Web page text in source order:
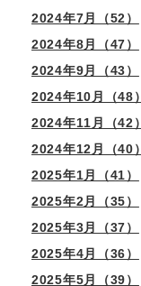
2024年7月（52）
2024年8月（47）
2024年9月（43）
2024年10月（48）
2024年11月（42）
2024年12月（40）
2025年1月（41）
2025年2月（35）
2025年3月（37）
2025年4月（36）
2025年5月（39）